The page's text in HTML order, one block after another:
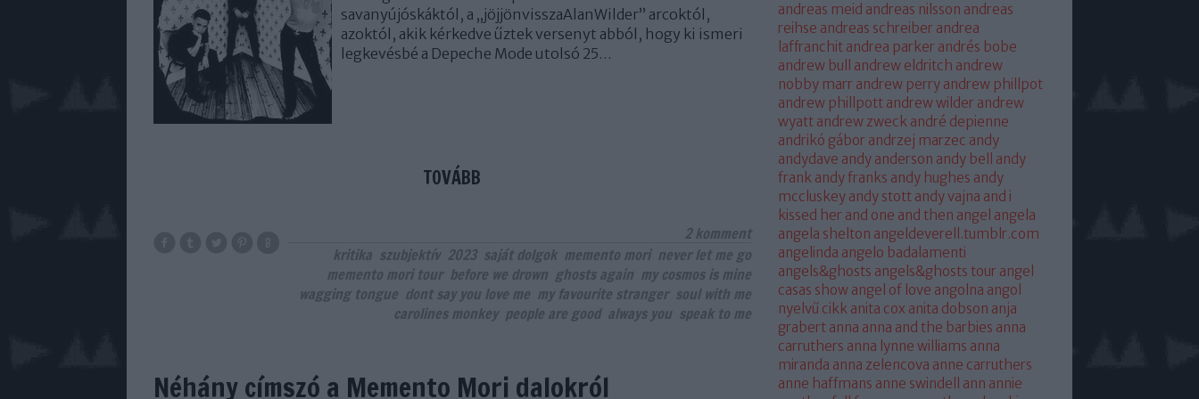
savanyújóskáktól, a „jöjjönvisszaAlanWilder” arcoktól,
azoktól, akik kérkedve űztek versenyt abból, hogy ki ismeri
legkevésbé a Depeche Mode utolsó 25…
TOVÁBB
2komment
kritika szubjektív 2023 saját dolgok memento mori never let me go
memento mori tour before we drown ghosts again my cosmos is mine
wagging tongue dont say you love me my favourite stranger soul with me
carolines monkey people are good always you speak to me
Néhány címszó a Memento Mori dalokról
andreas meid andreas nilsson andreas
reihse andreas schreiber andrea
laffranchit andrea parker andrés bobe
andrew bull
andrew eldritch andrew
nobby marr andrew perry andrew phillpot
andrew phillpott andrew wilder andrew
wyatt andrew zweck andré depienne
andrikó gábor andrzej marzec andy
andydave andy anderson andy bell
andy
frank andy franks andy hughes andy
mccluskey andy stott andy vajna and i
kissed her and one and then angel angela
angela shelton angeldeverell.tumblr.com
angelinda angelo badalamenti
angels&ghosts angels&ghosts tour angel
casas show angel of love angolna angol
nyelvű cikk anita cox anita dobson anja
grabert anna anna and the barbies anna
carruthers anna lynne williams anna
miranda anna zelencova anne carruthers
anne haffmans anne swindell
ann annie